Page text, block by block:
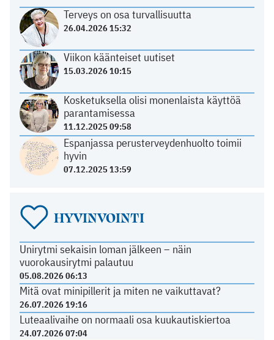
Terveys on osa turvallisuutta
26.04.2026 15:32
Viikon käänteiset uutiset
15.03.2026 10:15
Kosketuksella olisi monenlaista käyttöä
parantamisessa
11.12.2025 09:58
Espanjassa perusterveydenhuolto toimii
hyvin
07.12.2025 13:59
HYVINVOINTI
Unirytmi sekaisin loman jälkeen – näin
vuorokausirytmi palautuu
05.08.2026 06:13
Mitä ovat minipillerit ja miten ne vaikuttavat?
26.07.2026 19:16
Luteaalivaihe on normaali osa kuukautiskiertoa
24.07.2026 07:04